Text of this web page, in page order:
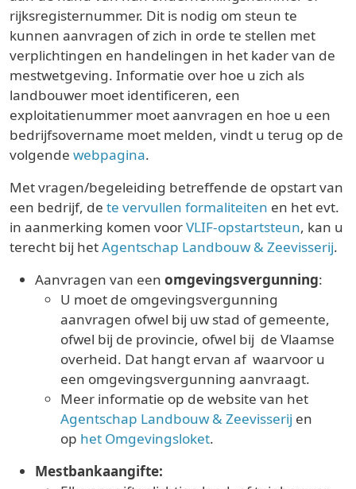
rijksregisternummer. Dit is nodig om steun te
kunnen aanvragen of zich in orde te stellen met
verplichtingen en handelingen in het kader van de
mestwetgeving. Informatie over hoe u zich als
landbouwer moet identificeren, een
exploitatienummer moet aanvragen en hoe u een
bedrijfsovername moet melden, vindt u terug op de
volgende webpagina.
Met vragen/begeleiding betreffende de opstart van
een bedrijf, de te vervullen formaliteiten en het evt.
in aanmerking komen voorVLIF-opstartsteun, kan u
terecht bij hetAgentschap Landbouw & Zeevisserij.
Aanvragen van een omgevingsvergunning:
U moet de omgevingsvergunning
aanvragen ofwel bij uw stad of gemeente,
ofwel bij de provincie, ofwel bij de Vlaamse
overheid. Dat hangt ervan af waarvoor u
een omgevingsvergunning aanvraagt.
Meer informatie op de website van het
Agentschap Landbouw & Zeevisserij en
op het Omgevingsloket.
Mestbankaangifte: